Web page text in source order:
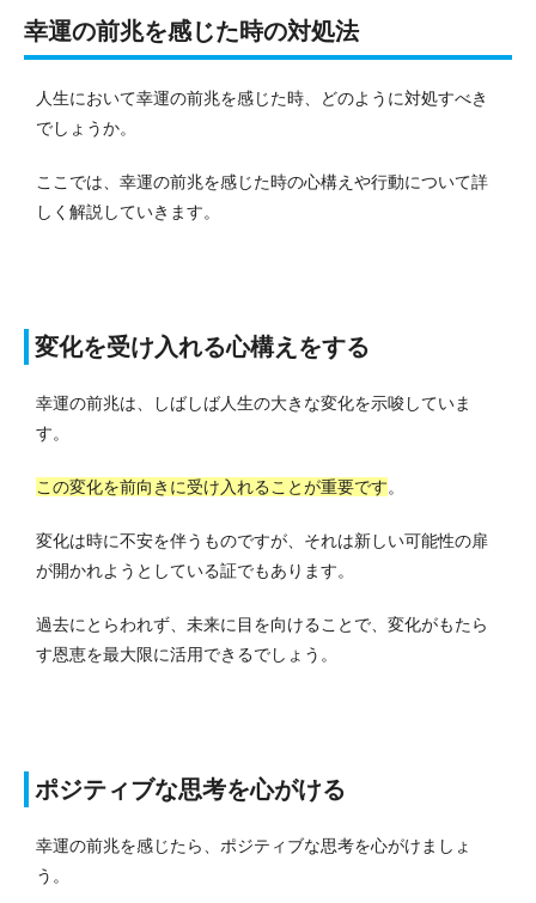
幸運の前兆を感じた時の対処法
人生において幸運の前兆を感じた時、どのように対処すべき
でしょうか。
ここでは、幸運の前兆を感じた時の心構えや行動について詳
しく解説していきます。
変化を受け入れる心構えをする
幸運の前兆は、しばしば人生の大きな変化を示唆していま
す。
この変化を前向きに受け入れることが重要です。
変化は時に不安を伴うものですが、それは新しい可能性の扉
が開かれようとしている証でもあります。
過去にとらわれず、未来に目を向けることで、変化がもたら
す恩恵を最大限に活用できるでしょう。
ポジティブな思考を心がける
幸運の前兆を感じたら、ポジティブな思考を心がけましょ
う。